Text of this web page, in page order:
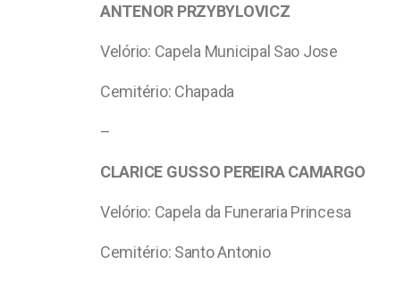
ANTENOR PRZYBYLOVICZ
Velório: Capela Municipal Sao Jose
Cemitério: Chapada
–
CLARICE GUSSO PEREIRA CAMARGO
Velório: Capela da Funeraria Princesa
Cemitério: Santo Antonio